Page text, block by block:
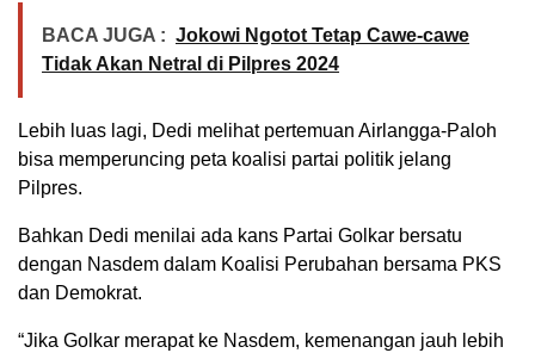
BACA JUGA : Jokowi Ngotot Tetap Cawe-cawe
Tidak Akan Netral di Pilpres 2024
Lebih luas lagi, Dedi melihat pertemuan Airlangga-Paloh
bisa memperuncing peta koalisi partai politik jelang
Pilpres.
Bahkan Dedi menilai ada kans Partai Golkar bersatu
dengan Nasdem dalam Koalisi Perubahan bersama PKS
dan Demokrat.
“Jika Golkar merapat ke Nasdem, kemenangan jauh lebih